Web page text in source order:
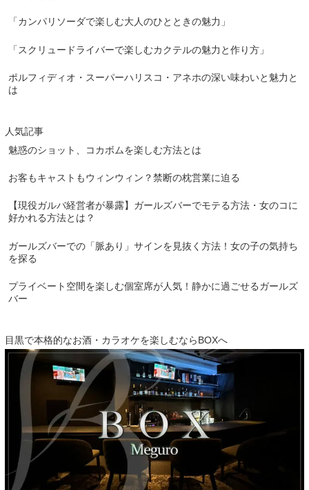
「カンパリソーダで楽しむ大人のひとときの魅力」
「スクリュードライバーで楽しむカクテルの魅力と作り方」
ポルフィディオ・スーパーハリスコ・アネホの深い味わいと魅力と
は
人気記事
魅惑のショット、コカボムを楽しむ方法とは
お客もキャストもウィンウィン？禁断の枕営業に迫る
【現役ガルバ経営者が暴露】ガールズバーでモテる方法・女のコに
好かれる方法とは？
ガールズバーでの「脈あり」サインを見抜く方法！女の子の気持ち
を探る
プライベート空間を楽しむ個室席が人気！静かに過ごせるガールズ
バー
目黒で本格的なお酒・カラオケを楽しむならBOXへ